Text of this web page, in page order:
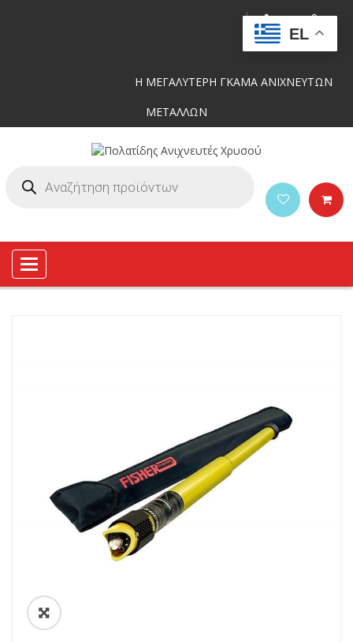
Η ΜΕΓΑΛΥΤΕΡΗ ΓΚΑΜΑ ΑΝΙΧΝΕΥΤΩΝ
ΜΕΤΑΛΛΩΝ
Toggle
navigation
EL